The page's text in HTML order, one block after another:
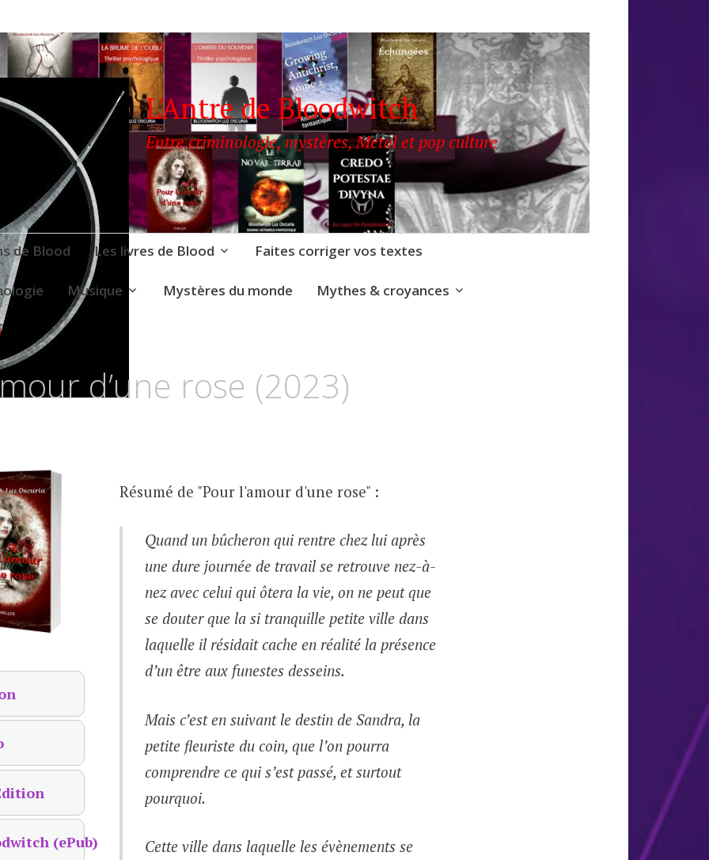
L'Antre de Bloodwitch
Entre criminologie, mystères, Metal et pop culture
de Blood Les livres de Blood Faites corriger vos textes
Musique Mystères du monde Mythes & croyances
d’une rose (2023)
(ePub)
Résumé de "Pour l'amour d'une rose" :
Quand un bûcheron qui rentre chez lui après
une dure journée de travail se retrouve nez-à-
nez avec celui qui ôtera la vie, on ne peut que
se douter que la si tranquille petite ville dans
laquelle il résidait cache en réalité la présence
d’un être aux funestes desseins.
Mais c’est en suivant le destin de Sandra, la
petite fleuriste du coin, que l’on pourra
comprendre ce qui s’est passé, et surtout
pourquoi.
Cette ville dans laquelle les évènements se